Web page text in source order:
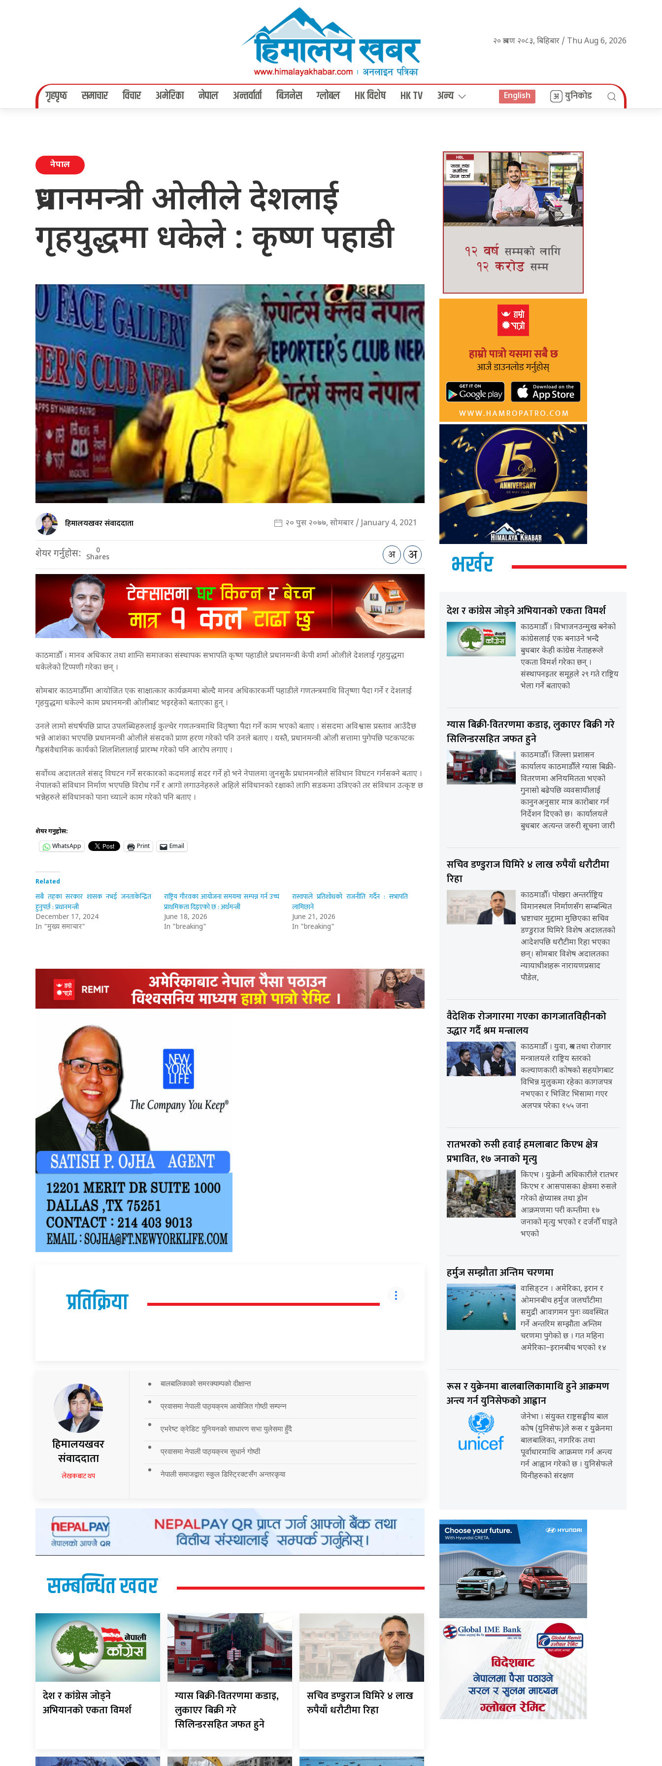
२० श्रावण २०८३, बिहिबार / Thu Aug 6, 2026
गृहपृष्‍ठ समाचार विचार अमेरिका नेपाल अन्तर्वार्ता बिजनेस ग्लोबल HK विशेष HK TV अन्य English युनिकोड
नेपाल
प्रधानमन्त्री ओलीले देशलाई
गृहयुद्धमा धकेले : कृष्ण पहाडी
हिमालयखवर संवाददाता २० पुस २०७७, सोमबार / January 4, 2021
शेयर गर्नुहोस: 0
Shares
काठमाडौँ । मानव अधिकार तथा शान्ति समाजका संस्थापक सभापति कृष्ण पहाडीले प्रधानमन्त्री केपी शर्मा ओलीले देशलाई गृहयुद्धमा
धकेलेको टिप्पणी गरेका छन् ।
सोमबार काठमाडौँमा आयोजित एक साक्षात्कार कार्यक्रममा बोल्दै मानव अधिकारकर्मी पहाडीले गणतन्त्रमाथि वितृष्णा पैदा गर्ने र देशलाई
गृहयुद्धमा धकेल्ने काम प्रधानमन्त्री ओलीबाट भइरहेको बताएका हुन् ।
उनले लामो संघर्षपछि प्राप्त उपलब्धिहरुलाई कुल्चेर गणतन्त्रमाथि वितृष्णा पैदा गर्ने काम भएको बताए । संसदमा अविश्वास प्रस्ताव आउँदैछ
भन्ने आशंका भएपछि प्रधानमन्त्री ओलीले संसदको प्राण हरण गरेको पनि उनले बताए । यस्तै, प्रधानमन्त्री ओली सत्तामा पुगेपछि पटकपटक
गैह्रसंवैधानिक कार्यको शिलशिलालाई प्रारम्भ गरेको पनि आरोप लगाए ।
सर्वोच्च अदालतले संसद् विघटन गर्ने सरकारको कदमलाई सदर गर्ने हो भने नेपालमा जुनसुकै प्रधानमन्त्रीले संविधान विघटन गर्नसक्ने बताए ।
नेपालको संविधान निर्माण भएपछि विरोध गर्ने र आगो लगाउनेहरुले अहिले संविधानको रक्षाको लागि सडकमा उत्रिएको तर संविधान उत्कृष्ट छ
भन्नेहरुले संविधानको पाना च्यात्ने काम गरेको पनि बताए ।
शेयर गर्नुहोस:
WhatsApp
Print Email
Related
सबै तहका सरकार शासक नभई जनताकेन्द्रित
हुनुपर्छ : प्रधानमन्त्री
December 17, 2024
In "मुख्य समाचार"
राष्ट्रिय गौरवका आयोजना समयमा सम्पन्न गर्न उच्च
प्राथमिकता दिइएको छ : अर्थमन्त्री
June 18, 2026
In "breaking"
रास्वपाले प्रतिशोधको राजनीति गर्दैन : सभापति
लामिछाने
June 21, 2026
In "breaking"
प्रतिक्रिया
हिमालयखवर
संवाददाता
लेखकबाट थप
बालबालिकाको समरक्याम्पको दीक्षान्त
प्रवासमा नेपाली पाठ्यक्रम आयोजित गोष्ठी सम्पन्न
एभरेष्ट क्रेडिट युनियनको साधारण सभा युलेसमा हुँदै
प्रवासमा नेपाली पाठ्यक्रम सुधार्न गोष्ठी
नेपाली समाजद्वारा स्कुल डिस्ट्रिक्टसँग अन्तरकृया
सम्बन्धित खवर
देश र कांग्रेस जोड्ने
अभियानको एकता विमर्श
ग्यास बिक्री-वितरणमा कडाइ,
लुकाएर बिक्री गरे
सिलिन्डरसहित जफत हुने
सचिव डण्डुराज घिमिरे ४ लाख
रुपैयाँ धरौटीमा रिहा
भर्खर
देश र कांग्रेस जोड्ने अभियानको एकता विमर्श
काठमाडौँ । विभाजनउन्मुख बनेको
कांग्रेसलाई एक बनाउने भन्दै
बुधबार केही कांग्रेस नेताहरूले
एकता विमर्श गरेका छन् ।
संस्थापनइतर समूहले २९ गते राष्ट्रिय
भेला गर्ने बताएको
ग्यास बिक्री-वितरणमा कडाइ, लुकाएर बिक्री गरे
सिलिन्डरसहित जफत हुने
काठमाडौँ। जिल्ला प्रशासन
कार्यालय काठमाडौँले ग्यास बिक्री-
वितरणमा अनियमितता भएको
गुनासो बढेपछि व्यवसायीलाई
कानुनअनुसार मात्र कारोबार गर्न
निर्देशन दिएको छ। कार्यालयले
बुधबार अत्यन्त जरुरी सूचना जारी
सचिव डण्डुराज घिमिरे ४ लाख रुपैयाँ धरौटीमा
रिहा
काठमाडौँ। पोखरा अन्तर्राष्ट्रिय
विमानस्थल निर्माणसँग सम्बन्धित
भ्रष्टाचार मुद्दामा मुछिएका सचिव
डण्डुराज घिमिरे विशेष अदालतको
आदेशपछि धरौटीमा रिहा भएका
छन्। सोमबार विशेष अदालतका
न्यायाधीशहरू नारायणप्रसाद
पौडेल,
वैदेशिक रोजगारमा गएका कागजातविहीनको
उद्धार गर्दै श्रम मन्त्रालय
काठमाडौँ । युवा, श्रम तथा रोजगार
मन्त्रालयले राष्ट्रिय स्तरको
कल्याणकारी कोषको सहयोगबाट
विभिन्न मुलुकमा रहेका कागजपत्र
नभएका र भिजिट भिसामा गएर
अलपत्र परेका १५५ जना
रातभरको रुसी हवाई हमलाबाट किएभ क्षेत्र
प्रभावित, १७ जनाको मृत्यु
किएभ । युक्रेनी अधिकारीले रातभर
किएभ र आसपासका क्षेत्रमा रुसले
गरेको क्षेप्यास्त्र तथा ड्रोन
आक्रमणमा परी कम्तीमा १७
जनाको मृत्यु भएको र दर्जनौँ घाइते
भएको
हर्मुज सम्झौता अन्तिम चरणमा
वासिङ्टन । अमेरिका, इरान र
ओमानबीच हर्मुज जलघाँटीमा
समुद्री आवागमन पुनः व्यवस्थित
गर्ने अन्तरिम सम्झौता अन्तिम
चरणमा पुगेको छ । गत महिना
अमेरिका–इरानबीच भएको १४
रूस र युक्रेनमा बालबालिकामाथि हुने आक्रमण
अन्त्य गर्न युनिसेफको आह्वान
जेनेभा । संयुक्त राष्ट्रसङ्घीय बाल
कोष (युनिसेफ)ले रूस र युक्रेनमा
बालबालिका, नागरिक तथा
पूर्वाधारमाथि आक्रमण गर्न अन्त्य
गर्न आह्वान गरेको छ । युनिसेफले
यिनीहरुको संरक्षण